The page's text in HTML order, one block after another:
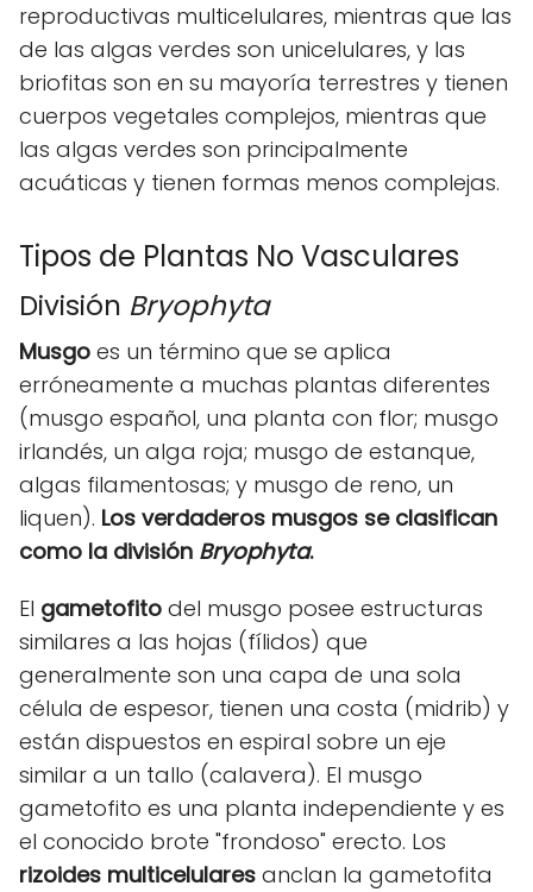
reproductivas multicelulares, mientras que las
de las algas verdes son unicelulares, y las
briofitas son en su mayoría terrestres y tienen
cuerpos vegetales complejos, mientras que
las algas verdes son principalmente
acuáticas y tienen formas menos complejas.
Tipos de Plantas No Vasculares
División Bryophyta
Musgo es un término que se aplica
erróneamente a muchas plantas diferentes
(musgo español, una planta con flor; musgo
irlandés, un alga roja; musgo de estanque,
algas filamentosas; y musgo de reno, un
liquen). Los verdaderos musgos se clasifican
como la división Bryophyta.
El gametofito del musgo posee estructuras
similares a las hojas (fílidos) que
generalmente son una capa de una sola
célula de espesor, tienen una costa (midrib) y
están dispuestos en espiral sobre un eje
similar a un tallo (calavera). El musgo
gametofito es una planta independiente y es
el conocido brote "frondoso" erecto. Los
rizoides multicelulares anclan la gametofita